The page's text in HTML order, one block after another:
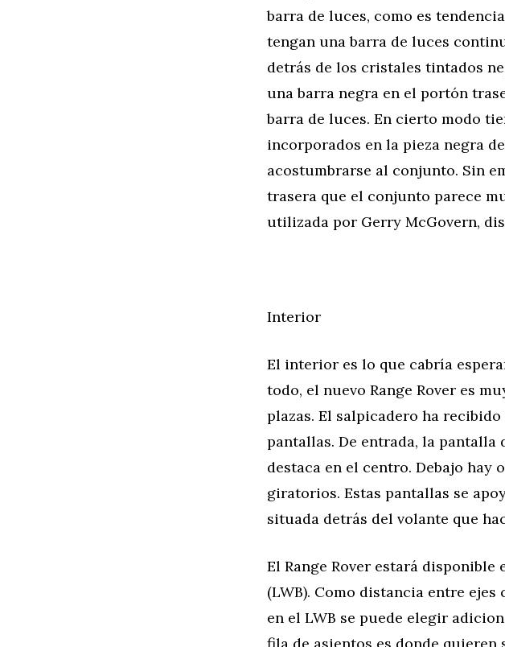
barra de luces, como es
tengan una barra de luces
detrás de los cristales tintados
una barra negra en el portón
barra de luces. En cierto modo
incorporados en la pieza negra
acostumbrarse al conjunto. Sin
trasera que el conjunto parece
utilizada por Gerry McGovern,
Interior
El interior es lo que cabría
todo, el nuevo Range Rover es
plazas. El salpicadero ha
pantallas. De entrada, la pantalla
destaca en el centro. Debajo hay
giratorios. Estas pantallas se
situada detrás del volante que
El Range Rover estará
(LWB). Como distancia entre
en el LWB se puede elegir
fila de asientos es donde quieren